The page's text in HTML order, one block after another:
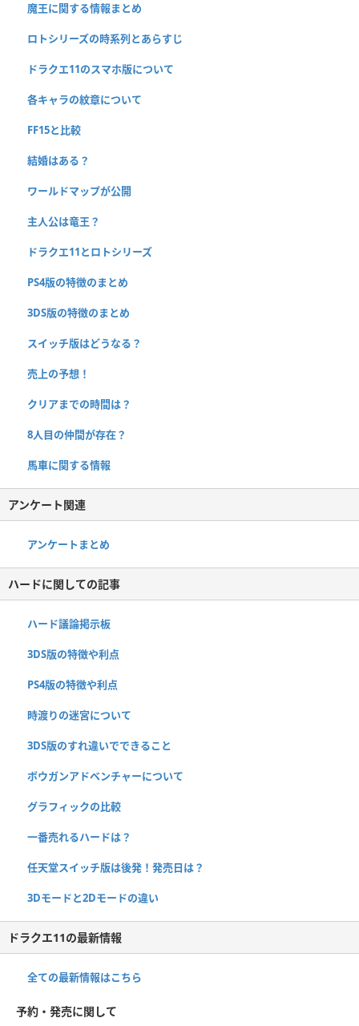
魔王に関する情報まとめ
ロトシリーズの時系列とあらすじ
ドラクエ11のスマホ版について
各キャラの紋章について
FF15と比較
結婚はある？
ワールドマップが公開
主人公は竜王？
ドラクエ11とロトシリーズ
PS4版の特徴のまとめ
3DS版の特徴のまとめ
スイッチ版はどうなる？
売上の予想！
クリアまでの時間は？
8人目の仲間が存在？
馬車に関する情報
アンケート関連
アンケートまとめ
ハードに関しての記事
ハード議論掲示板
3DS版の特徴や利点
PS4版の特徴や利点
時渡りの迷宮について
3DS版のすれ違いでできること
ボウガンアドベンチャーについて
グラフィックの比較
一番売れるハードは？
任天堂スイッチ版は後発！発売日は？
3Dモードと2Dモードの違い
ドラクエ11の最新情報
全ての最新情報はこちら
予約・発売に関して